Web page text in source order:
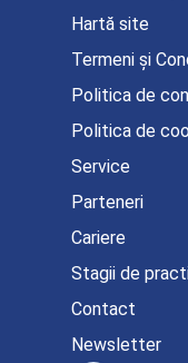
Hartă site
Termeni și
Politica de
Politica de
Service
Parteneri
Cariere
Stagii de
Contact
Newsletter